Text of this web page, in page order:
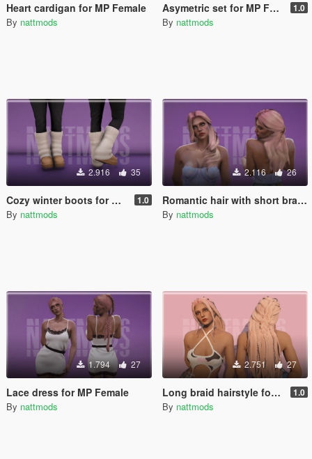
Heart cardigan for MP Female
By nattmods
Asymetric set for MP Female 1.0
By nattmods
2.916 35
Cozy winter boots for MP Female 1.0
By nattmods
2.116 26
Romantic hair with short braid for MP Female
By nattmods
1.794 27
Lace dress for MP Female
By nattmods
2.751 27
Long braid hairstyle for MP Female 1.0
By nattmods